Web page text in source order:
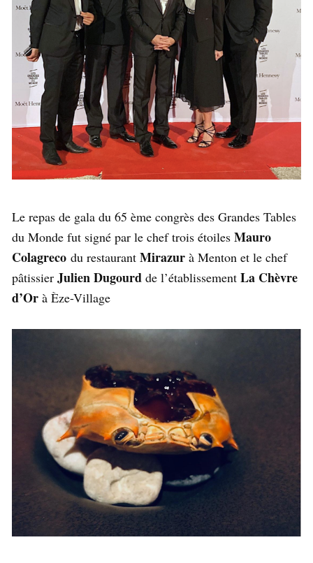
Le repas de gala du 65 ème congrès des Grandes Tables
du Monde fut signé par le chef trois étoiles Mauro
Colagreco du restaurant Mirazur à Menton et le chef
pâtissier Julien Dugourd de l’établissement La Chèvre
d’Or à Èze-Village